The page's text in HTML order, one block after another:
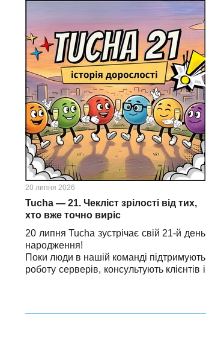
20 липня 2026
Tucha — 21. Чекліст зрілості від тих,
хто вже точно виріс
20 липня Tucha зустрічає свій 21-й день
народження!
Поки люди в нашій команді підтримують
роботу серверів, консультують клієнтів і
— це вік цілковитого повноліття. Тож ми